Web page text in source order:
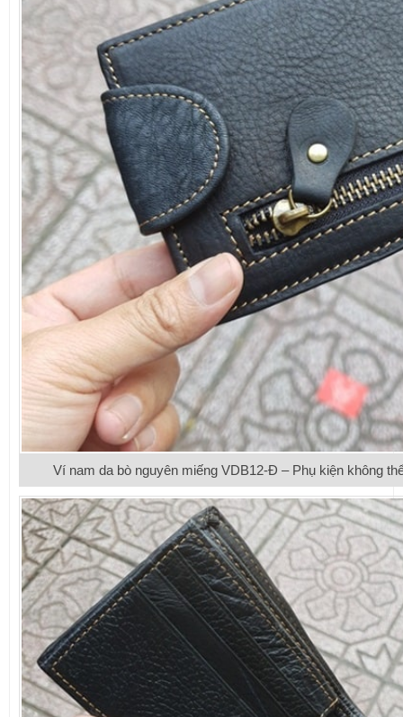
Ví nam da bò nguyên miếng VDB12-Đ – Phụ kiện không